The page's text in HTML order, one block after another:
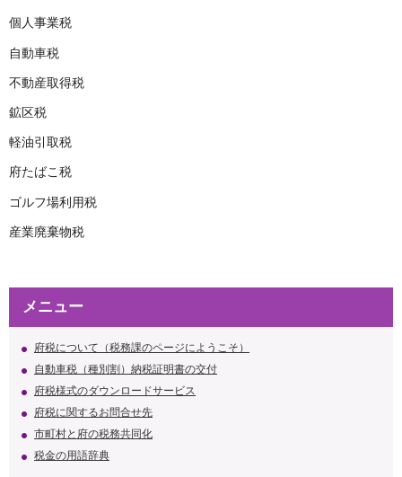
個人事業税
自動車税
不動産取得税
鉱区税
軽油引取税
府たばこ税
ゴルフ場利用税
産業廃棄物税
メニュー
府税について（税務課のページにようこそ）
自動車税（種別割）納税証明書の交付
府税様式のダウンロードサービス
府税に関するお問合せ先
市町村と府の税務共同化
税金の用語辞典